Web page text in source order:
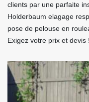
clients par une parfaite
Holderbaum elagage
pose de pelouse en
Exigez votre prix et devis !